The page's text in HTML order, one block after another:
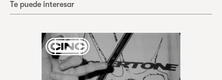
Te puede interesar